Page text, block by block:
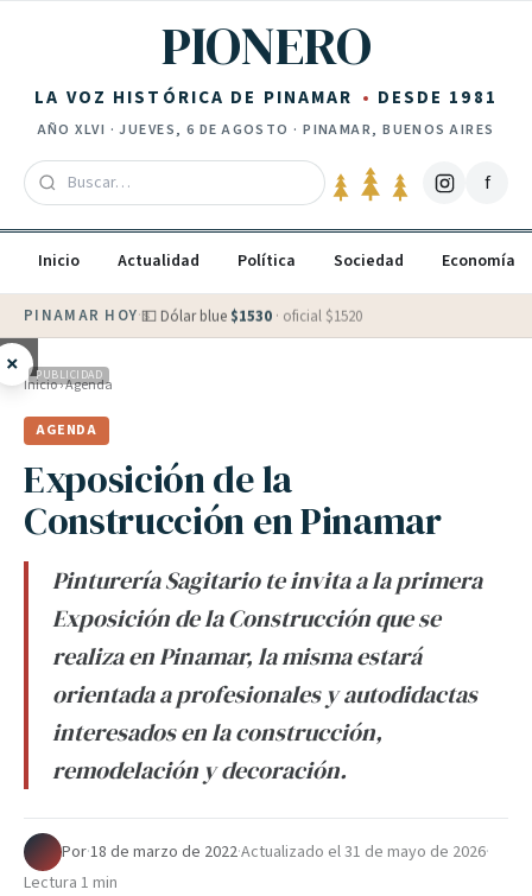
PIONERO
LA VOZ HISTÓRICA DE PINAMAR DESDE 1981
AÑOXLVI ·JUEVES, 6 DE AGOSTO · PINAMAR, BUENOS AIRES
f
Inicio Actualidad Política Sociedad Economía
PINAMAR HOY·💵 Dólar blue $1530 · oficial $1520
× PUBLICIDAD
Inicio›Agenda
AGENDA
Exposición de la
Construcción en Pinamar
Pinturería Sagitario te invita a la primera
Exposición de la Construcción que se
realiza en Pinamar, la misma estará
orientada a profesionales y autodidactas
interesados en la construcción,
remodelación y decoración.
Por·18 de marzo de 2022·Actualizado el31 de mayo de 2026·
Lectura 1 min